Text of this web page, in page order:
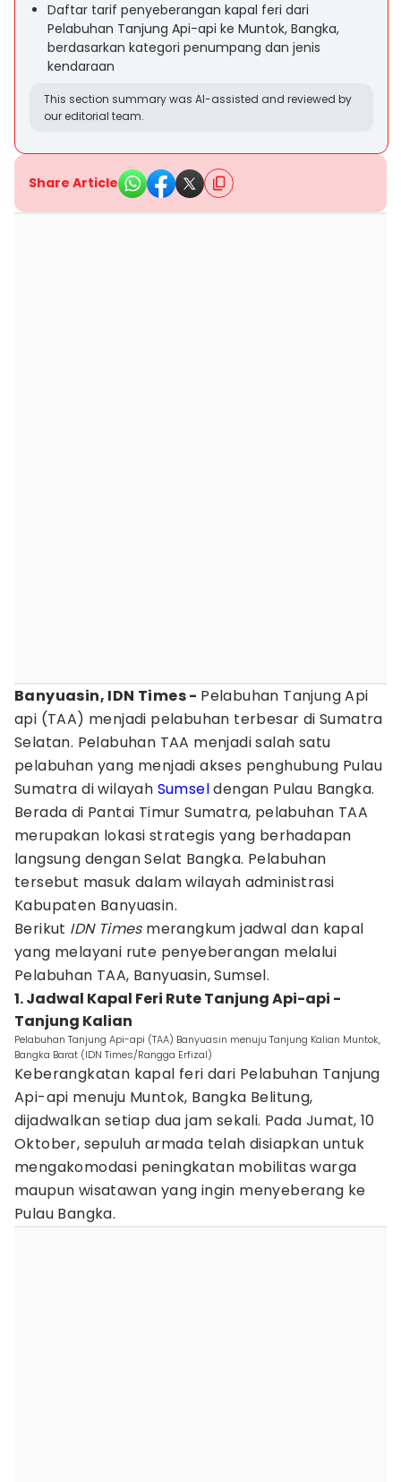
Daftar tarif penyeberangan kapal feri dari
Pelabuhan Tanjung Api-api ke Muntok, Bangka,
berdasarkan kategori penumpang dan jenis
kendaraan
This section summary was AI-assisted and reviewed by
our editorial team.
Share Article
Banyuasin, IDN Times - Pelabuhan Tanjung Api
api (TAA) menjadi pelabuhan terbesar di Sumatra
Selatan. Pelabuhan TAA menjadi salah satu
pelabuhan yang menjadi akses penghubung Pulau
Sumatra di wilayah Sumseldengan Pulau Bangka.
Berada di Pantai Timur Sumatra, pelabuhan TAA
merupakan lokasi strategis yang berhadapan
langsung dengan Selat Bangka. Pelabuhan
tersebut masuk dalam wilayah administrasi
Kabupaten Banyuasin.
Berikut IDN Timesmerangkum jadwal dan kapal
yang melayani rute penyeberangan melalui
Pelabuhan TAA, Banyuasin, Sumsel.
1. Jadwal Kapal Feri Rute Tanjung Api-api -
Tanjung Kalian
Pelabuhan Tanjung Api-api (TAA) Banyuasin menuju Tanjung Kalian Muntok,
Bangka Barat (IDN Times/Rangga Erfizal)
Keberangkatan kapal feri dari Pelabuhan Tanjung
Api-api menuju Muntok, Bangka Belitung,
dijadwalkan setiap dua jam sekali. Pada Jumat, 10
Oktober, sepuluh armada telah disiapkan untuk
mengakomodasi peningkatan mobilitas warga
maupun wisatawan yang ingin menyeberang ke
Pulau Bangka.